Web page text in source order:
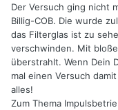
eingestellt?
Ich habe mir heute
Downlight aus
nichts von
Was sollte denn der
Der Versuch ging nicht
Billig-COB. Die wurde
das Filterglas ist zu
verschwinden. Mit
überstrahlt. Wenn Dein
mal einen Versuch
alles!
Zum Thema